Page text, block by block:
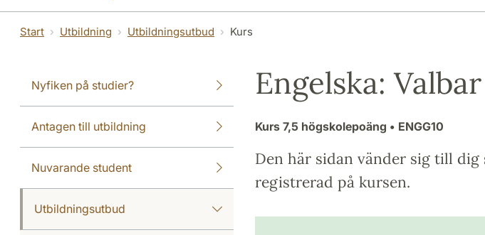
Start Utbildning Utbildningsutbud Kurs
Nyfiken på studier?
Antagen till utbildning
Nuvarande student
Utbildningsutbud
Engelska:
Kurs 7,5 högskolepoäng • ENGG10
Den här sidan vänder sig till dig
registrerad på kursen.